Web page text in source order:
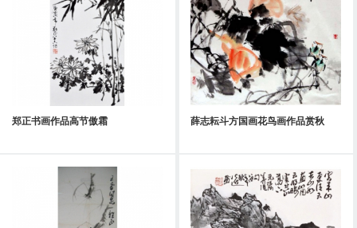
郑正书画作品高节傲霜 薛志耘斗方国画花鸟画作品赏秋